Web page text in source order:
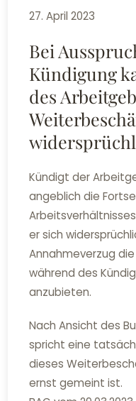
27. April 2023
Bei
Kündigung
des
Kündigt der
angeblich die
er sich
Annahmeverzug
während des
anzubieten.
Nach Ansicht des
spricht eine
dieses
ernst gemeint ist.